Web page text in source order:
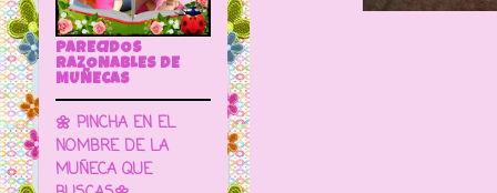
PARECIDOS
RAZONABLES DE
MUÑECAS
🌼 PINCHA EN EL
NOMBRE DE LA
MUÑECA QUE